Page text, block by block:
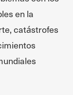
en la
catástrofes